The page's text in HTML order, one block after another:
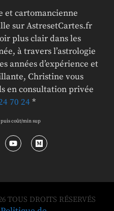
et cartomancienne
sur AstresetCartes.fr
plus clair dans les
à travers l’astrologie
années d’expérience et
Christine vous
en consultation privée
70 24*
puis coût/min sup
TOUS DROITS RÉSERVÉS